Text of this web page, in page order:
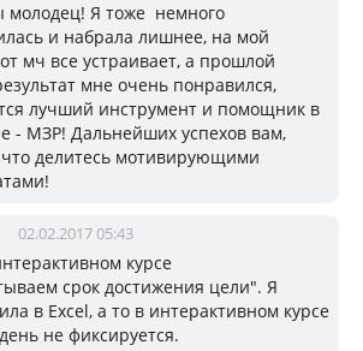
молодец! Я тоже немного
и набрала лишнее, на мой
мч все устраивает, а прошлой
мне очень понравился,
лучший инструмент и помощник в
- МЗР! Дальнейших успехов вам,
делитесь мотивирующими
02.02.2017 05:43
курсе
срок достижения цели". Я
в Excel, а то в интерактивном курсе
не фиксируется.